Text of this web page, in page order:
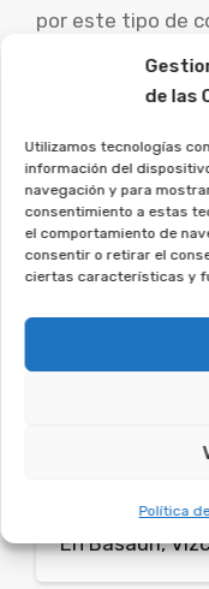
de las
Utilizamos tecnologías
información del
navegación y para
consentimiento a estas
el comportamiento de
consentir o retirar el
ciertas características y
Política
por este tipo de
asesoramiento
examinar su
Desde la
ayudamos
reclamar
Si firmaste un
asociación, y lo
Te puede
Reclamar
En Basauri,